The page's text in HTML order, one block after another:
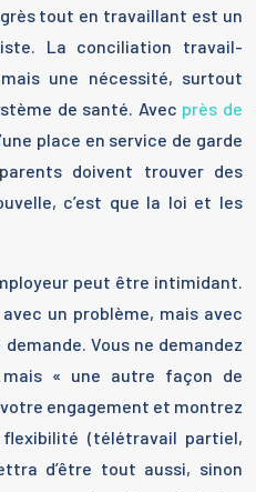
tout en travaillant est un
La conciliation travail-
une nécessité, surtout
de santé. Avec près de
place en service de garde
doivent trouver des
c’est que la loi et les
peut être intimidant.
un problème, mais avec
Vous ne demandez
« une autre façon de
engagement et montrez
(télétravail partiel,
d’être tout aussi, sinon